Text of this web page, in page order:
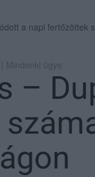
a napi fertőzöttek
Mindenki ügye
–